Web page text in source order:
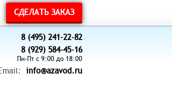
СДЕЛАТЬ ЗАКАЗ
8 (495) 241-22-82
8 (929) 584-45-16
Пн-Пт с 9:00 до 18:00
info@azavod.ru